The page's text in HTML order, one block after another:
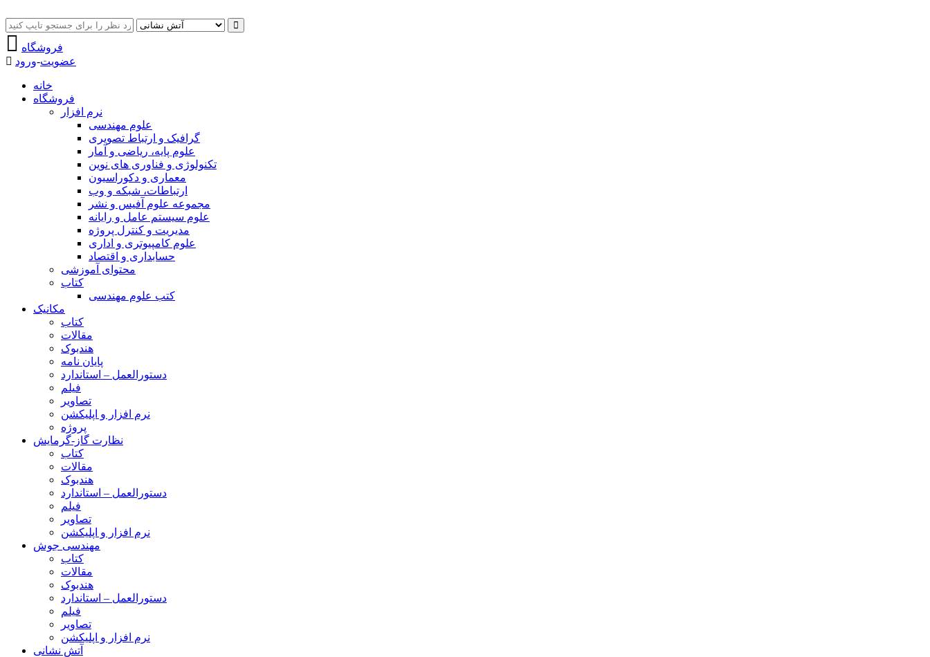
فروشگاه
عضویت-ورود
خانه
فروشگاه
نرم افزار
علوم مهندسی
گرافیک و ارتباط تصویری
علوم پایه، ریاضی و آمار
تکنولوژی و فناوری های نوین
معماری و دکوراسیون
ارتباطات، شبکه و وب
مجموعه علوم آفیس و نشر
علوم سیستم عامل و رایانه
مدیریت و کنترل پروژه
علوم کامپیوتری و اداری
حسابداری و اقتصاد
محتوای آموزشی
کتاب
کتب علوم مهندسی
مکانیک
کتاب
مقالات
هندبوک
پایان نامه
دستورالعمل – استاندارد
فیلم
تصاویر
نرم افزار و اپلیکشن
پروژه
نظارت گاز-گرمایش
کتاب
مقالات
هندبوک
دستورالعمل – استاندارد
فیلم
تصاویر
نرم افزار و اپلیکشن
مهندسی جوش
کتاب
مقالات
هندبوک
دستورالعمل – استاندارد
فیلم
تصاویر
نرم افزار و اپلیکشن
آتش نشانی